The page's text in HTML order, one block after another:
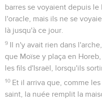
barres se voyaient depuis
l'oracle, mais ils ne se
là jusqu'à ce jour.
9 Il n'y avait rien dans
que Moïse y plaça en
les fils d'Israël, lorsqu'ils
10 Et il arriva que, comme
saint, la nuée remplit la